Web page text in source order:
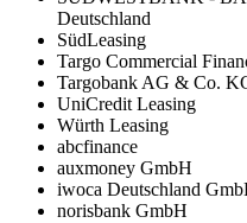
Deutschland
SüdLeasing
Targo Commercial
Targobank AG & Co.
UniCredit Leasing
Würth Leasing
abcfinance
auxmoney GmbH
iwoca Deutschland
norisbank GmbH